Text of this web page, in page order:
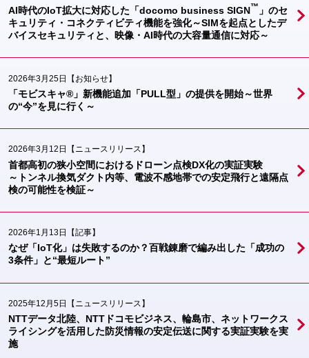
AI時代のIoT拡大に対応した「docomo business SIGN™ 」のセ
キュリティ・コネクティビティ機能を強化～SIMを起点としたデ
バイスセキュリティと、映像・AI時代の大容量通信に対応～
2026年3月25日 【お知らせ】
「モビスキャ®」新機能追加「PULL型」の提供を開始～世界
の“今”を見に行く～
2026年3月12日 【ニュースリリース】
首都高初の狭小空間におけるドローン点検DX化の実証実験
～トンネル換気ダクト内等、電波不感地帯での安定飛行と遠隔点
検の可能性を検証～
2026年1月13日 【記事】
なぜ「IoT化」は失敗するのか？百戦錬磨で編み出した「成功の
3条件」と“最短ルート”
2025年12月5日 【ニュースリリース】
NTTデータ北陸、NTTドコモビジネス、輪島市、ネットワークス
ライシングを活用した防災情報の安定伝送に関する実証実験を実
施